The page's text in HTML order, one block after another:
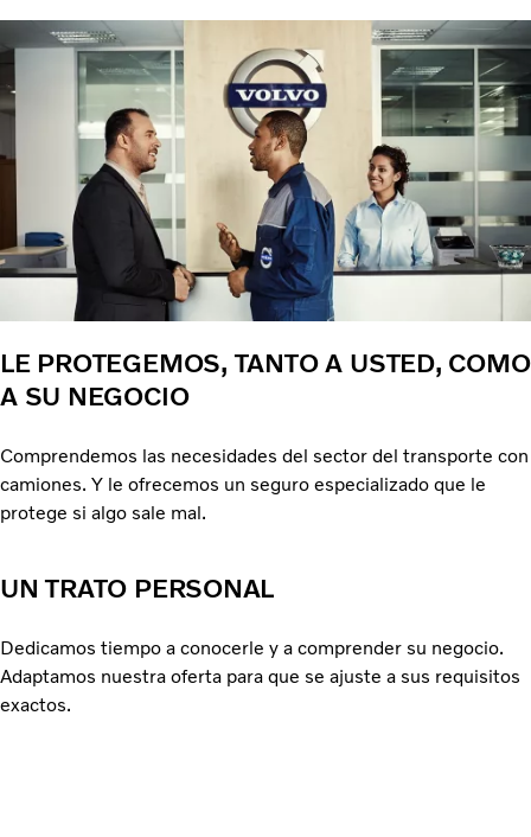
LE PROTEGEMOS, TANTO A USTED, COMO
A SU NEGOCIO
Comprendemos las necesidades del sector del transporte con
camiones. Y le ofrecemos un seguro especializado que le
protege si algo sale mal.
UN TRATO PERSONAL
Dedicamos tiempo a conocerle y a comprender su negocio.
Adaptamos nuestra oferta para que se ajuste a sus requisitos
exactos.